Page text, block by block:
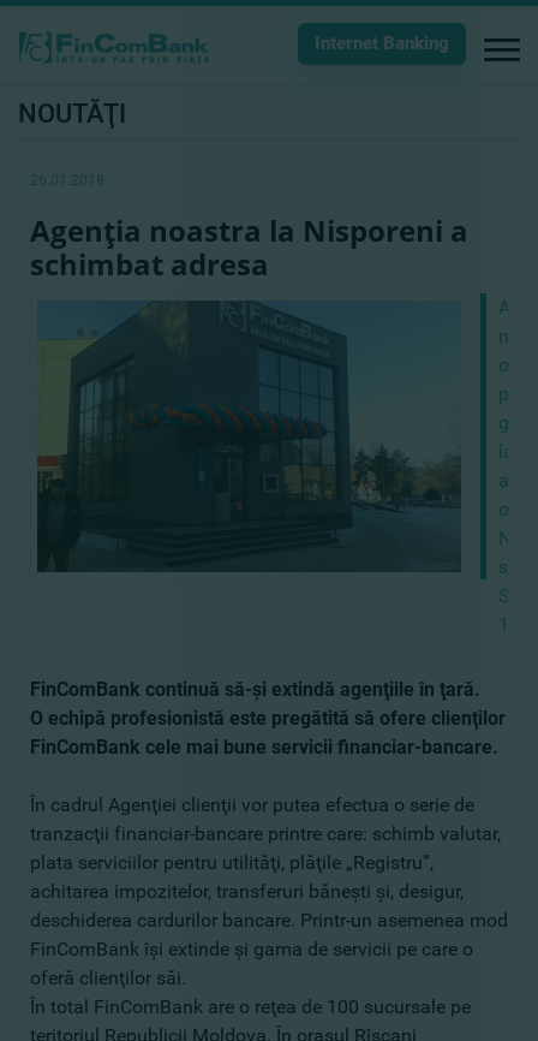
Internet Banking
NOUTĂŢI
26.01.2018
Agenţia noastra la Nisporeni a
schimbat adresa
o
găsi
la
or.
str.
15/2
FinComBank continuă să-şi extindă agenţiile în ţară.
O echipă profesionistă este pregătită să ofere clienţilor
FinComBank cele mai bune servicii financiar-bancare.
În cadrul Agenţiei clienţii vor putea efectua o serie de
tranzacţii financiar-bancare printre care: schimb valutar,
plata serviciilor pentru utilităţi, plăţile „Registru”,
achitarea impozitelor, transferuri băneşti şi, desigur,
deschiderea cardurilor bancare. Printr-un asemenea mod
FinComBank îşi extinde şi gama de servicii pe care o
oferă clienţilor săi.
În total FinComBank are o reţea de 100 sucursale pe
teritoriul Republicii Moldova. În oraşul Rîşcani